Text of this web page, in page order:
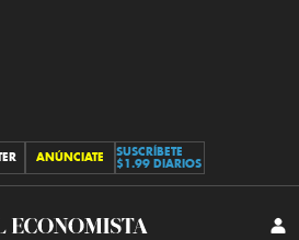
ANÚNCIATE
SUSCRÍBETE
$1.99 DIARIOS
El